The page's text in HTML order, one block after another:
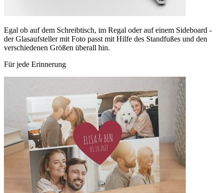
Egal ob auf dem Schreibtisch, im Regal oder auf einem Sideboard -
der Glasaufsteller mit Foto passt mit Hilfe des Standfußes und den
verschiedenen Größen überall hin.
Für jede Erinnerung